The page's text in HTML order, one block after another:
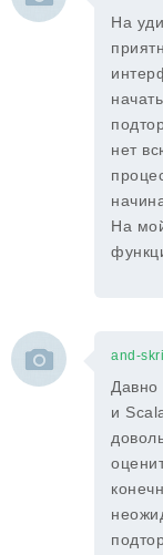
На
нет
На
and-
Давно
и